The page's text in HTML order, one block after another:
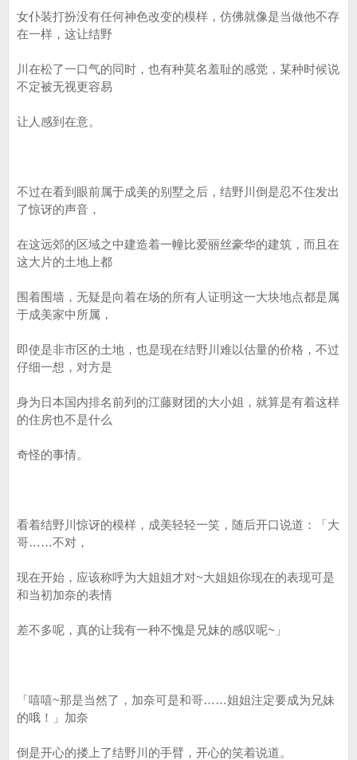
女仆装打扮没有任何神色改变的模样，仿佛就像是当做他不存
在一样，这让结野
川在松了一口气的同时，也有种莫名羞耻的感觉，某种时候说
不定被无视更容易
让人感到在意。
不过在看到眼前属于成美的别墅之后，结野川倒是忍不住发出
了惊讶的声音，
在这远郊的区域之中建造着一幢比爱丽丝豪华的建筑，而且在
这大片的土地上都
围着围墙，无疑是向着在场的所有人证明这一大块地点都是属
于成美家中所属，
即使是非市区的土地，也是现在结野川难以估量的价格，不过
仔细一想，对方是
身为日本国内排名前列的江藤财团的大小姐，就算是有着这样
的住房也不是什么
奇怪的事情。
看着结野川惊讶的模样，成美轻轻一笑，随后开口说道：「大
哥……不对，
现在开始，应该称呼为大姐姐才对~大姐姐你现在的表现可是
和当初加奈的表情
差不多呢，真的让我有一种不愧是兄妹的感叹呢~」
「嘻嘻~那是当然了，加奈可是和哥……姐姐注定要成为兄妹
的哦！」加奈
倒是开心的搂上了结野川的手臂，开心的笑着说道。